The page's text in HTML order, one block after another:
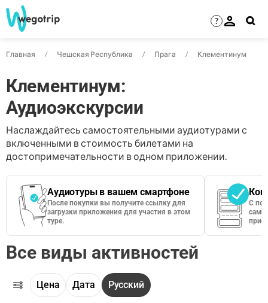
?
Главная Чешская Республика Прага Клементинум
Клементинум:
Аудиоэкскурсии
Наслаждайтесь самостоятельными аудиотурами с
включенными в стоимость билетами на
достопримечательности в одном приложении.
Аудиотуры в вашем смартфоне
После покупки вы получите ссылку для
загрузки приложения для участия в этом
туре.
С
сами
Все виды активностей
Цена Дата Русский